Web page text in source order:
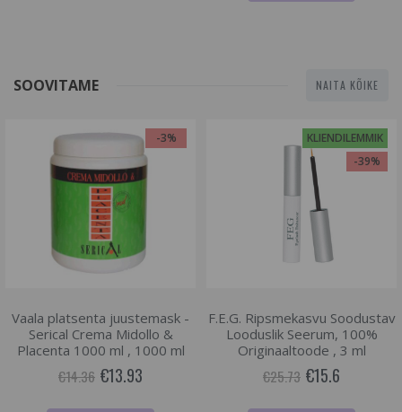
SOOVITAME NAITA KÕIKE
-3%
Vaala platsenta juustemask -
Serical Crema Midollo &
Placenta 1000 ml , 1000 ml
€14.36 €13.93
KLIENDILEMMIK
-39%
F.E.G. Ripsmekasvu Soodustav
Looduslik Seerum, 100%
Originaaltoode , 3 ml
€25.73 €15.6